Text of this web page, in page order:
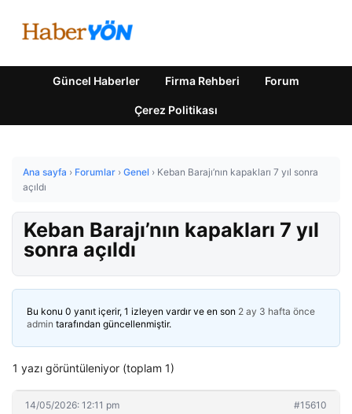
Güncel Haberler Firma Rehberi Forum
Çerez Politikası
Ana sayfa › Forumlar › Genel › Keban Barajı’nın kapakları 7 yıl sonra
açıldı
Keban Barajı’nın kapakları 7 yıl
sonra açıldı
Bu konu 0 yanıt içerir, 1 izleyen vardır ve en son 2 ay 3 hafta önce
admin tarafından güncellenmiştir.
1 yazı görüntüleniyor (toplam 1)
14/05/2026: 12:11 pm #15610